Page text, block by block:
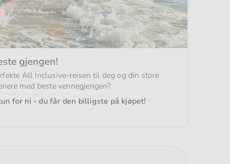
gjengen!
All Inclusive-reisen til deg og din store
med beste vennegjengen?
for ni - du får den billigste på kjøpet!